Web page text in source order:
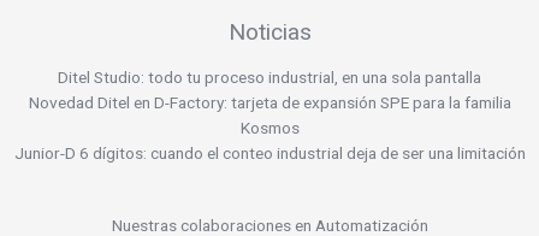
Noticias
Ditel Studio: todo tu proceso industrial, en una sola pantalla
Novedad Ditel en D-Factory: tarjeta de expansión SPE para la familia
Kosmos
Junior-D 6 dígitos: cuando el conteo industrial deja de ser una limitación
Nuestras colaboraciones en Automatización